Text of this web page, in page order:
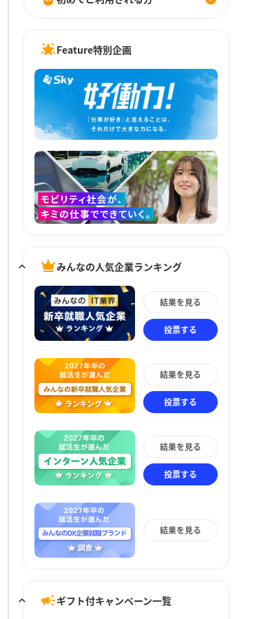
Feature特別企画
みんなの人気企業ランキング
結果を見る
投票する
結果を見る
投票する
結果を見る
投票する
結果を見る
ギフト付キャンペーン一覧